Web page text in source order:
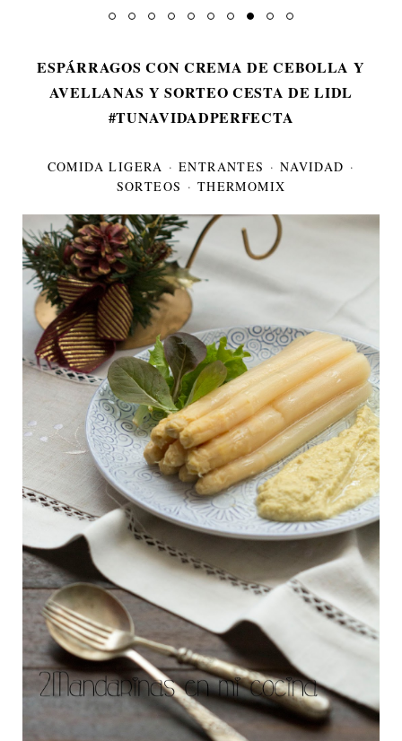
ESPÁRRAGOS CON CREMA DE CEBOLLA Y
AVELLANAS Y SORTEO CESTA DE LIDL
#TUNAVIDADPERFECTA
COMIDA LIGERA · ENTRANTES · NAVIDAD ·
SORTEOS · THERMOMIX